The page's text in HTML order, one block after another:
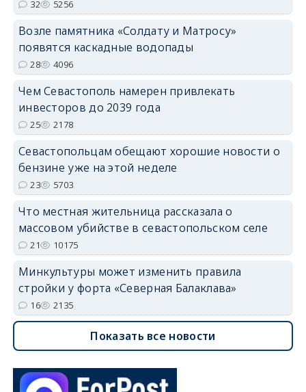
32 5256
Возле памятника «Солдату и Матросу»
появятся каскадные водопады
28 4096
Чем Севастополь намерен привлекать
инвесторов до 2039 года
25 2178
Севастопольцам обещают хорошие новости о
бензине уже на этой неделе
23 5703
Что местная жительница рассказала о
массовом убийстве в севастопольском селе
21 10175
Минкультуры может изменить правила
стройки у форта «Северная Балаклава»
16 2135
Показать все новости